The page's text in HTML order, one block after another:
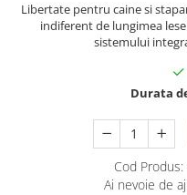
Libertate pentru caine si
indiferent de lungimea
sistemului
Durata
Cod Produs:
Ai nevoie de